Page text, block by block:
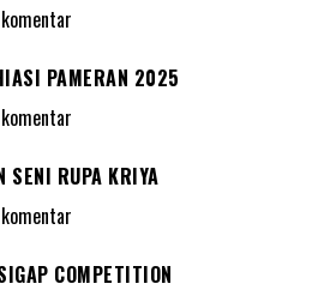
PAMERAN 2025
SENI RUPA KRIYA
COMPETITION